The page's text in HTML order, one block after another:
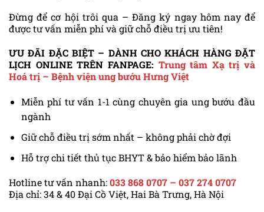
Đừng để cơ hội trôi qua – Đăng ký ngay hôm nay để
được tư vấn miễn phí và giữ chỗ điều trị ưu tiên!
ƯU ĐÃI ĐẶC BIỆT – DÀNH CHO KHÁCH HÀNG ĐẶT
LỊCH ONLINE TRÊN FANPAGE: Trung tâm Xạ trị và
Hoá trị – Bệnh viện ung bướu Hưng Việt
Miễn phí tư vấn 1-1 cùng chuyên gia ung bướu đầu
ngành
Giữ chỗ điều trị sớm nhất – không phải chờ đợi
Hỗ trợ chi tiết thủ tục BHYT & bảo hiểm bảo lãnh
Hotline tư vấn nhanh:033 868 0707 – 037 274 0707
Địa chỉ: 34 & 40 Đại Cồ Việt, Hai Bà Trưng, Hà Nội